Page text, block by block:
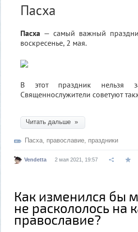
Пасха
Пасха — самый важный
воскресенье, 2 мая.
В этот праздник нельзя
Священнослужители советуют
Читать дальше »
Пасха православие праздники
Vendetta 2 мая 2021, 19:57
Как изменился бы
не раскололось на
православие?